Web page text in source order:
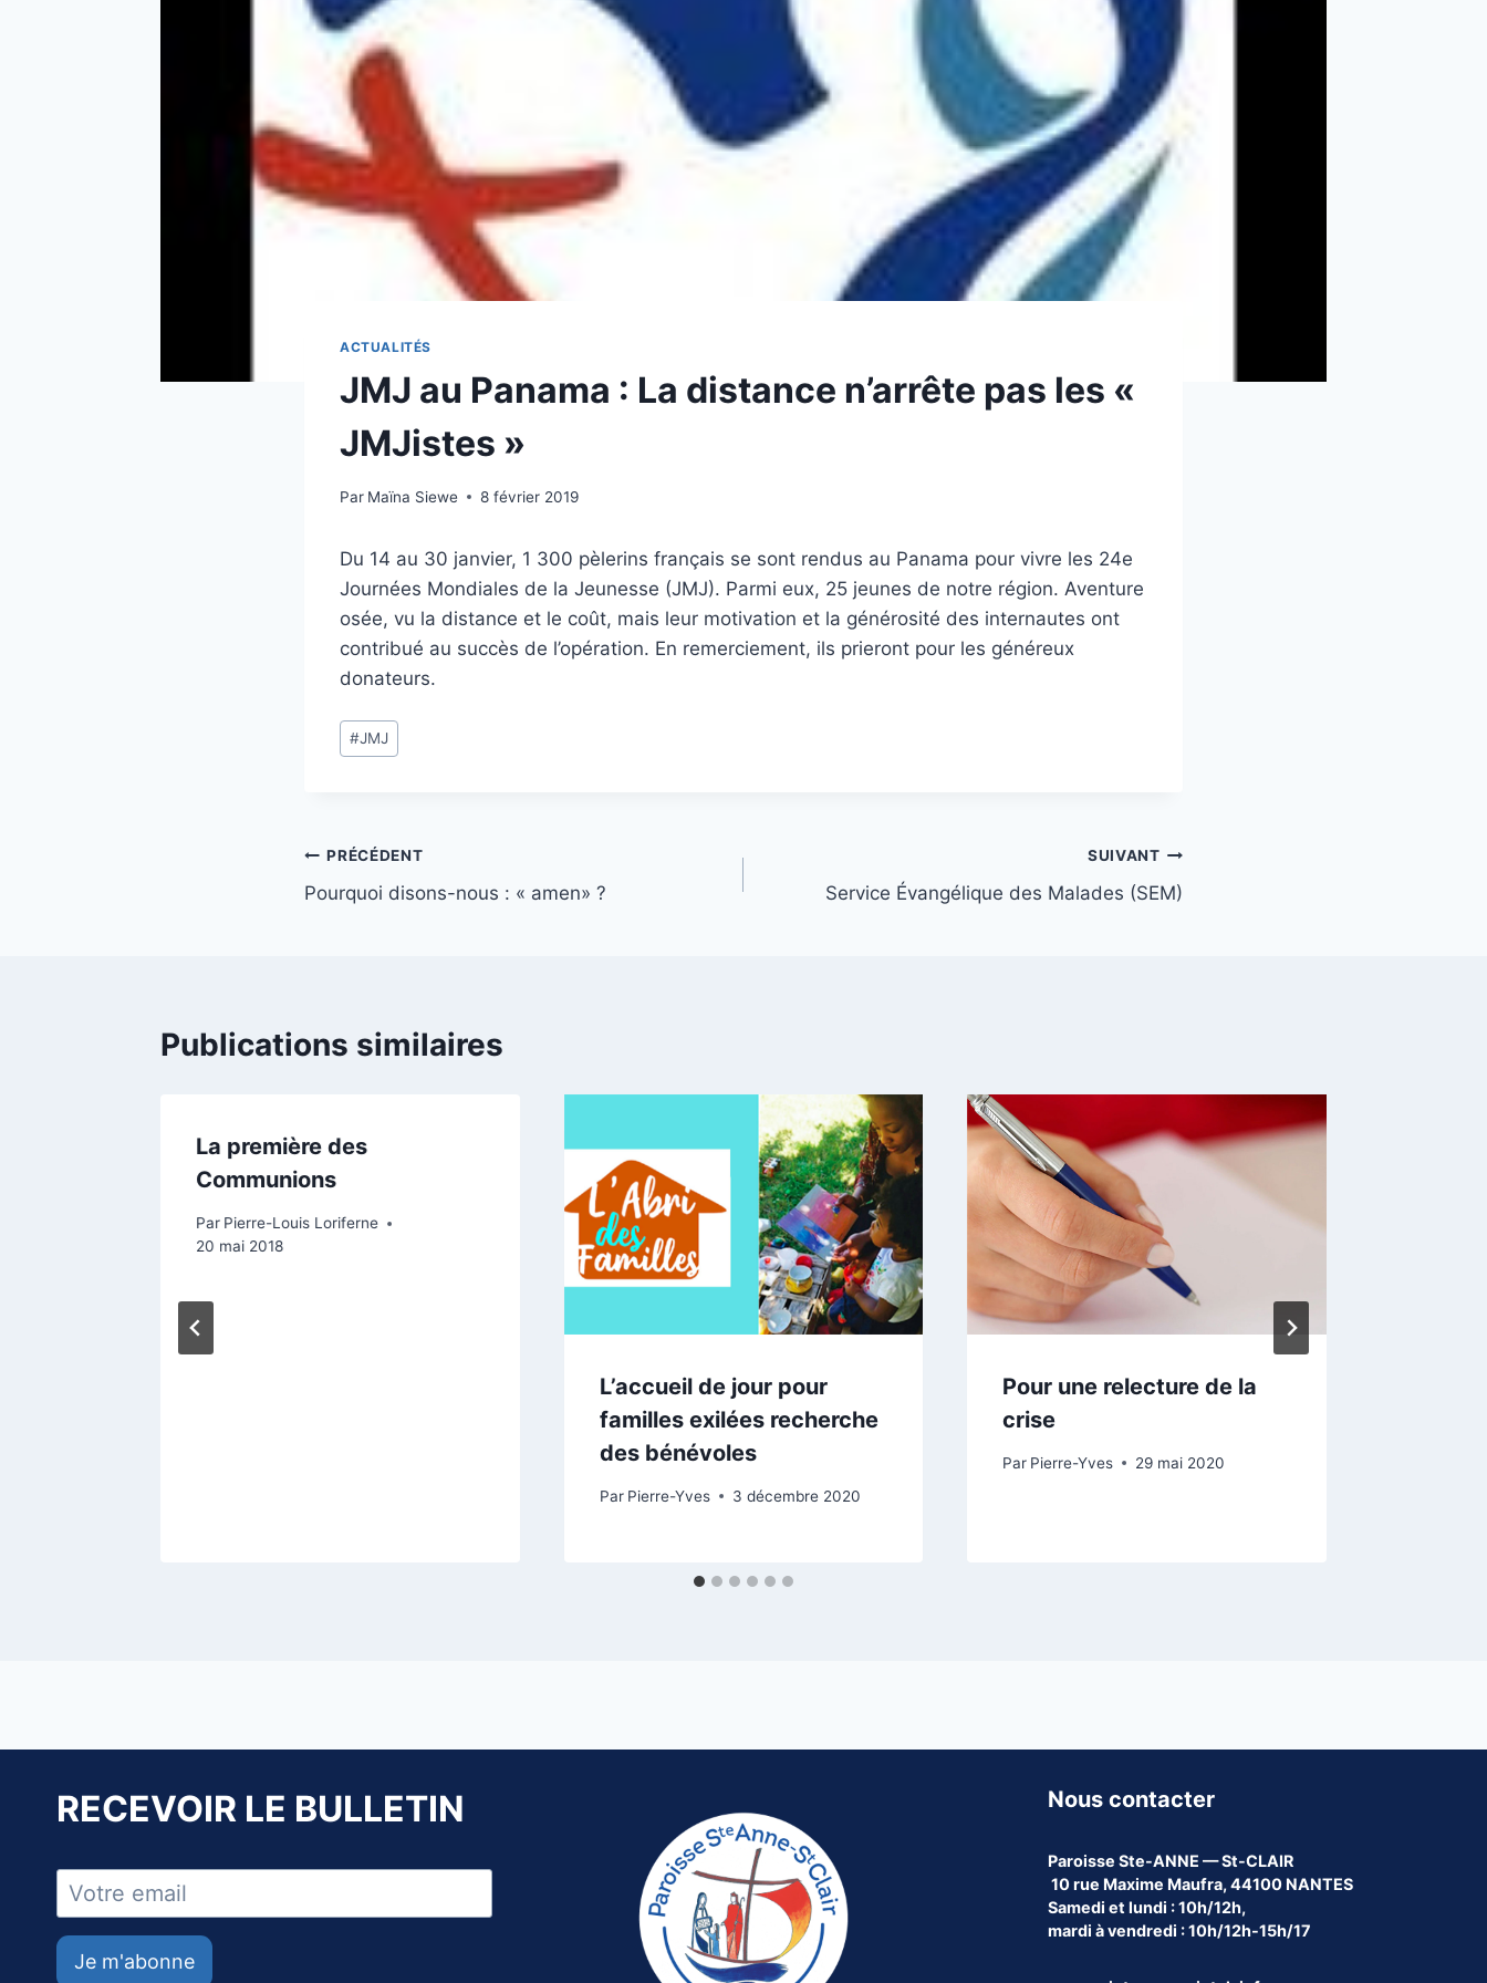
ACTUALITÉS
JMJ au Panama : La distance n’arrête pas les «
JMJistes »
Par Maïna Siewe 8 février 2019
Du 14 au 30 janvier, 1 300 pèlerins français se sont rendus au Panama pour vivre les 24e
Journées Mondiales de la Jeunesse (JMJ). Parmi eux, 25 jeunes de notre région. Aventure
osée, vu la distance et le coût, mais leur motivation et la générosité des internautes ont
contribué au succès de l’opération. En remerciement, ils prieront pour les généreux
donateurs.
Étiquettes
de
#JMJ
Navigation
de
PRÉCÉDENT
Pourquoi disons-nous : « amen» ?
SUIVANT
Service Évangélique des Malades (SEM)
Publications similaires
La première des
Communions
Par Pierre-Louis Loriferne
20 mai 2018
L’accueil de jour pour
familles exilées recherche
des bénévoles
Par Pierre-Yves 3 décembre 2020
Pour une relecture de la
crise
Par Pierre-Yves 29 mai 2020
RECEVOIR LE BULLETIN
Je m'abonne
Nous contacter
Paroisse Ste-ANNE — St-CLAIR
10 rue Maxime Maufra, 44100 NANTES
Samedi et lundi : 10h/12h,
mardi à vendredi : 10h/12h-15h/17